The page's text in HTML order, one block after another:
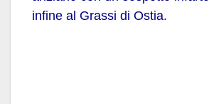
infine al Grassi di Ostia.